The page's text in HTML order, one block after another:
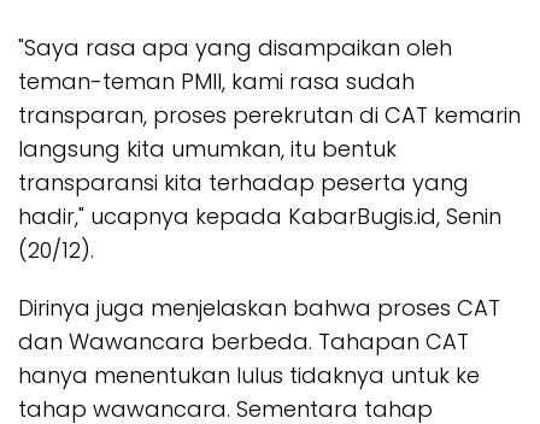
"Saya rasa apa yang disampaikan oleh
teman-teman PMII, kami rasa sudah
transparan, proses perekrutan di CAT kemarin
langsung kita umumkan, itu bentuk
transparansi kita terhadap peserta yang
hadir," ucapnya kepada KabarBugis.id, Senin
(20/12).
Dirinya juga menjelaskan bahwa proses CAT
dan Wawancara berbeda. Tahapan CAT
hanya menentukan lulus tidaknya untuk ke
tahap wawancara. Sementara tahap